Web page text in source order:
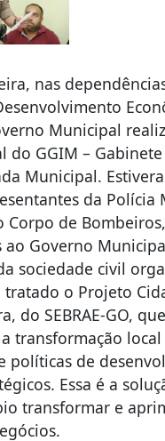
nas
Municipal
do GGIM –
Municipal.
da Polícia
Corpo de
Governo
sociedade civil
tratado o Projeto
do SEBRAE-GO,
transformação local
políticas de
Essa é a
transformar e